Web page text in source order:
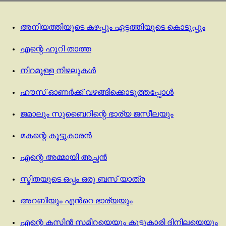
അനിയത്തിയുടെ കഴപ്പും ഏട്ടത്തിയുടെ കൊടുപ്പും
എന്റെ ഹൂറി താത്ത
നിറമുള്ള നിഴലുകൾ
ഹൗസ് ഓണർക്ക് വഴങ്ങിക്കൊടുത്തപ്പോൾ
ജമാലും സുബൈറിന്റെ ഭാര്യ ജസീലയും
മകന്റെ കൂട്ടുകാരൻ
എന്റെ അമ്മായി അച്ഛൻ
സ്മിതയുടെ ഒപ്പം ഒരു ബസ് യാത്ര
അറബിയും എൻറെ ഭാര്യയും
എന്റെ കസിൻ സമീറയെയും കൂട്ടുകാരി ദിനിലയെയും